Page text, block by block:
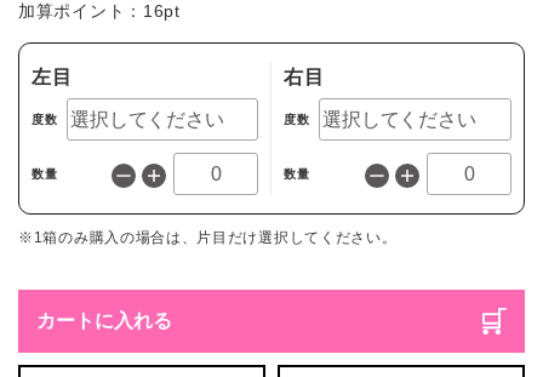
加算ポイント： 16pt
左目
度数
数量
右目
度数
数量
※1箱のみ購入の場合は、片目だけ選択してください。
カートに入れる